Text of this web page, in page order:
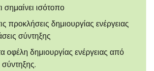
σημαίνει ισότοπο
προκλήσεις δημιουργίας ενέργειας
σύντηξης
οφέλη δημιουργίας ενέργειας από
σύντηξης.